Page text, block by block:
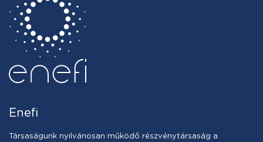
Enefi
Társaságunk nyilvánosan működő részvénytársaság a